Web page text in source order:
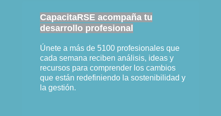
CapacitaRSE acompaña tu
desarrollo profesional
Únete a más de 5100 profesionales que
cada semana reciben análisis, ideas y
recursos para comprender los cambios
que están redefiniendo la sostenibilidad y
la gestión.